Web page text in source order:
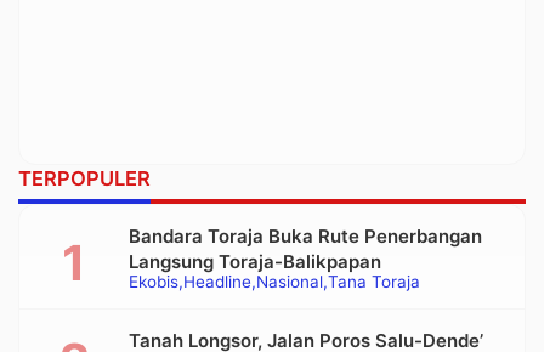
TERPOPULER
Ekobis Headline Nasional Tana Toraja
Bandara Toraja Buka Rute Penerbangan
Langsung Toraja-Balikpapan
Tanah Longsor, Jalan Poros Salu-Dende’